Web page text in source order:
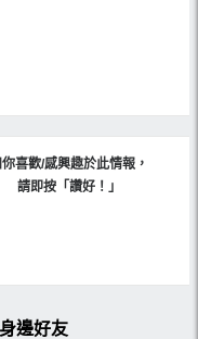
喜歡/感興趣於此情報，
請即按「讚好！」
邊好友